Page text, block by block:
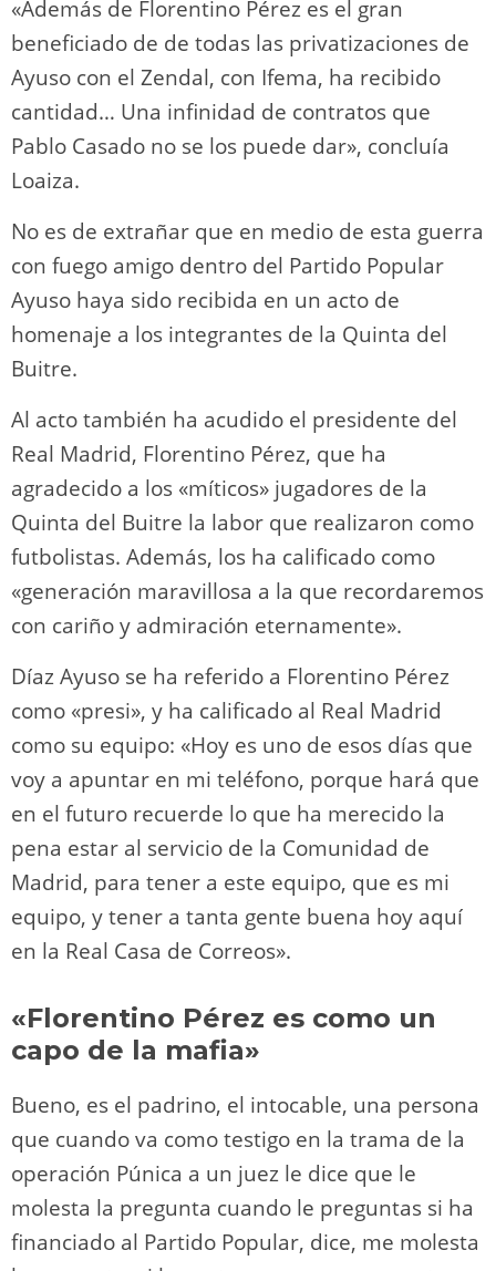
«Además de Florentino Pérez es el gran
beneficiado de de todas las privatizaciones de
Ayuso con el Zendal, con Ifema, ha recibido
cantidad… Una infinidad de contratos que
Pablo Casado no se los puede dar», concluía
Loaiza.
No es de extrañar que en medio de esta guerra
con fuego amigo dentro del Partido Popular
Ayuso haya sido recibida en un acto de
homenaje a los integrantes de la Quinta del
Buitre.
Al acto también ha acudido el presidente del
Real Madrid, Florentino Pérez, que ha
agradecido a los «míticos» jugadores de la
Quinta del Buitre la labor que realizaron como
futbolistas. Además, los ha calificado como
«generación maravillosa a la que recordaremos
con cariño y admiración eternamente».
Díaz Ayuso se ha referido a Florentino Pérez
como «presi», y ha calificado al Real Madrid
como su equipo: «Hoy es uno de esos días que
voy a apuntar en mi teléfono, porque hará que
en el futuro recuerde lo que ha merecido la
pena estar al servicio de la Comunidad de
Madrid, para tener a este equipo, que es mi
equipo, y tener a tanta gente buena hoy aquí
en la Real Casa de Correos».
«Florentino Pérez es como un
capo de la mafia»
Bueno, es el padrino, el intocable, una persona
que cuando va como testigo en la trama de la
operación Púnica a un juez le dice que le
molesta la pregunta cuando le preguntas si ha
financiado al Partido Popular, dice, me molesta